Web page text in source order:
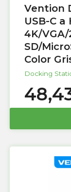
Vention
USB-C a
4K/VGA/
SD/
Color
Docking